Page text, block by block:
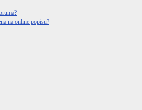
na online popisu?